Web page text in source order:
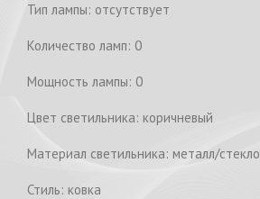
Тип лампы: отсутствует
Количество ламп: 0
Мощность лампы: 0
Цвет светильника: коричневый
Материал светильника: металл/стекло
Стиль: ковка